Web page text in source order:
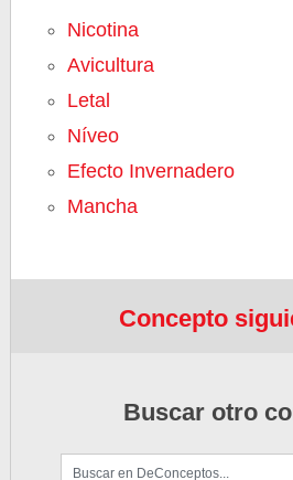
Nicotina
Avicultura
Letal
Níveo
Efecto Invernadero
Mancha
Concepto
Buscar otro